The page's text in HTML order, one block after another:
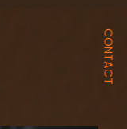
CONTACT